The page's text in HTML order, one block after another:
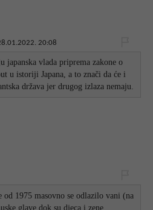
20:08
japanska vlada priprema zakone o
u istoriji Japana, a to znači da će i
država jer drugog izlaza nemaju.
od 1975 masovno se odlazilo vani (na
glave dok su djeca i zene